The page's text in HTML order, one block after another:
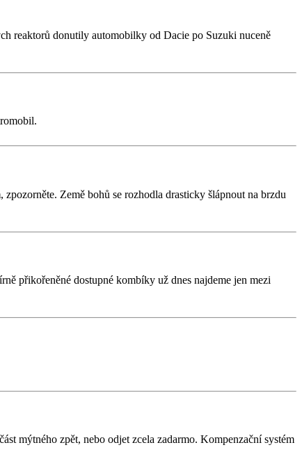
reaktorů donutily automobilky od Dacie po Suzuki nuceně
Země bohů se rozhodla drasticky šlápnout na brzdu
přikořeněné dostupné kombíky už dnes najdeme jen mezi
mýtného zpět, nebo odjet zcela zadarmo. Kompenzační systém